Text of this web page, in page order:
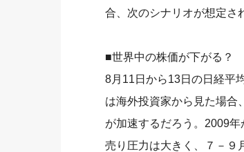
合、次のシナリオが想定さ
■世界中の株価が下がる？
8月11日から13日の日経平
は海外投資家から見た場合
が加速するだろう。2009
売り圧力は大きく、７－９